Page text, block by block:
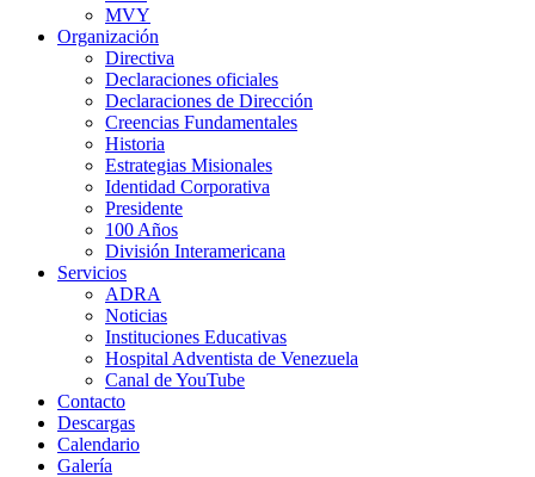
MVY
Organización
Directiva
Declaraciones oficiales
Declaraciones de Dirección
Creencias Fundamentales
Historia
Estrategias Misionales
Identidad Corporativa
Presidente
100 Años
División Interamericana
Servicios
ADRA
Noticias
Instituciones Educativas
Hospital Adventista de Venezuela
Canal de YouTube
Contacto
Descargas
Calendario
Galería